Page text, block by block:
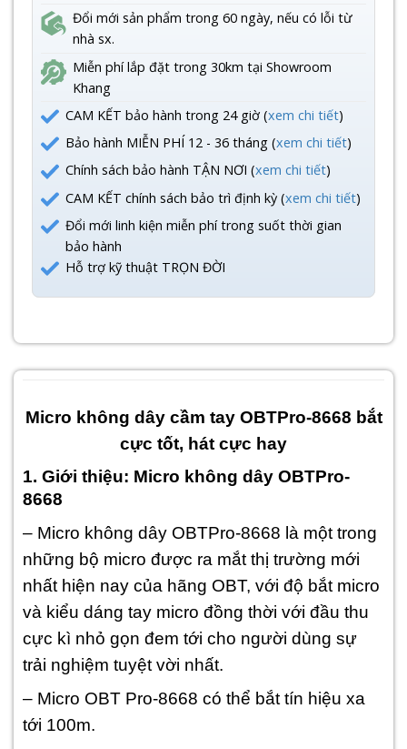
Đổi mới sản phẩm trong 60 ngày, nếu có lỗi từ
nhà sx.
Miễn phí lắp đặt trong 30km tại Showroom
Khang
CAM KẾT bảo hành trong 24 giờ (xem chi tiết)
Bảo hành MIỄN PHÍ 12 - 36 tháng (xem chi tiết)
Chính sách bảo hành TẬN NƠI (xem chi tiết)
CAM KẾT chính sách bảo trì định kỳ (xem chi tiết)
Đổi mới linh kiện miễn phí trong suốt thời gian
bảo hành
Hỗ trợ kỹ thuật TRỌN ĐỜI
Micro không dây cầm tay OBTPro-8668 bắt
cực tốt, hát cực hay
1. Giới thiệu: Micro không dây OBTPro-
8668
– Micro không dây OBTPro-8668 là một trong
những bộ micro được ra mắt thị trường mới
nhất hiện nay của hãng OBT, với độ bắt micro
và kiểu dáng tay micro đồng thời với đầu thu
cực kì nhỏ gọn đem tới cho người dùng sự
trải nghiệm tuyệt vời nhất.
– Micro OBT Pro-8668 có thể bắt tín hiệu xa
tới 100m.